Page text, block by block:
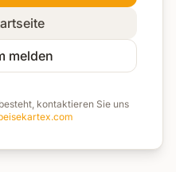
melden
kontaktieren Sie uns